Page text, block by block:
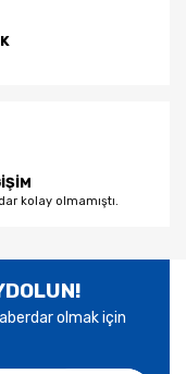
kolay olmamıştı.
olmak için